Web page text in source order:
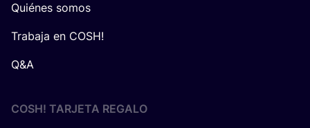
Quiénes somos
Trabaja en COSH!
Q&A
COSH! TARJETA REGALO